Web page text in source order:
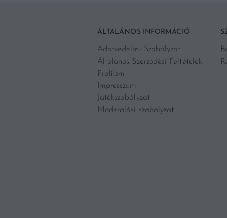
ÁLTALÁNOS INFORMÁCIÓ
Adatvédelmi Szabályzat
Általános Szerződési Feltételek
Profilom
Impresszum
Játékszabályzat
Moderálási szabályzat